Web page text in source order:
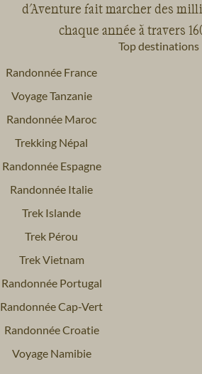
d'Aventure fait marcher des
chaque année à travers
Top destinations
Randonnée France
Voyage Tanzanie
Randonnée Maroc
Trekking Népal
Randonnée Espagne
Randonnée Italie
Trek Islande
Trek Pérou
Trek Vietnam
Randonnée Portugal
Randonnée Cap-Vert
Randonnée Croatie
Voyage Namibie